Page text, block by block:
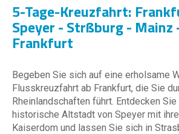
5-Tage-Kreuzfahrt:
Speyer - Strßburg - Mainz
Frankfurt
Begeben Sie sich auf eine erholsame
Flusskreuzfahrt ab Frankfurt, die Sie
Rheinlandschaften führt. Entdecken Sie
historische Altstadt von Speyer mit
Kaiserdom und lassen Sie sich in